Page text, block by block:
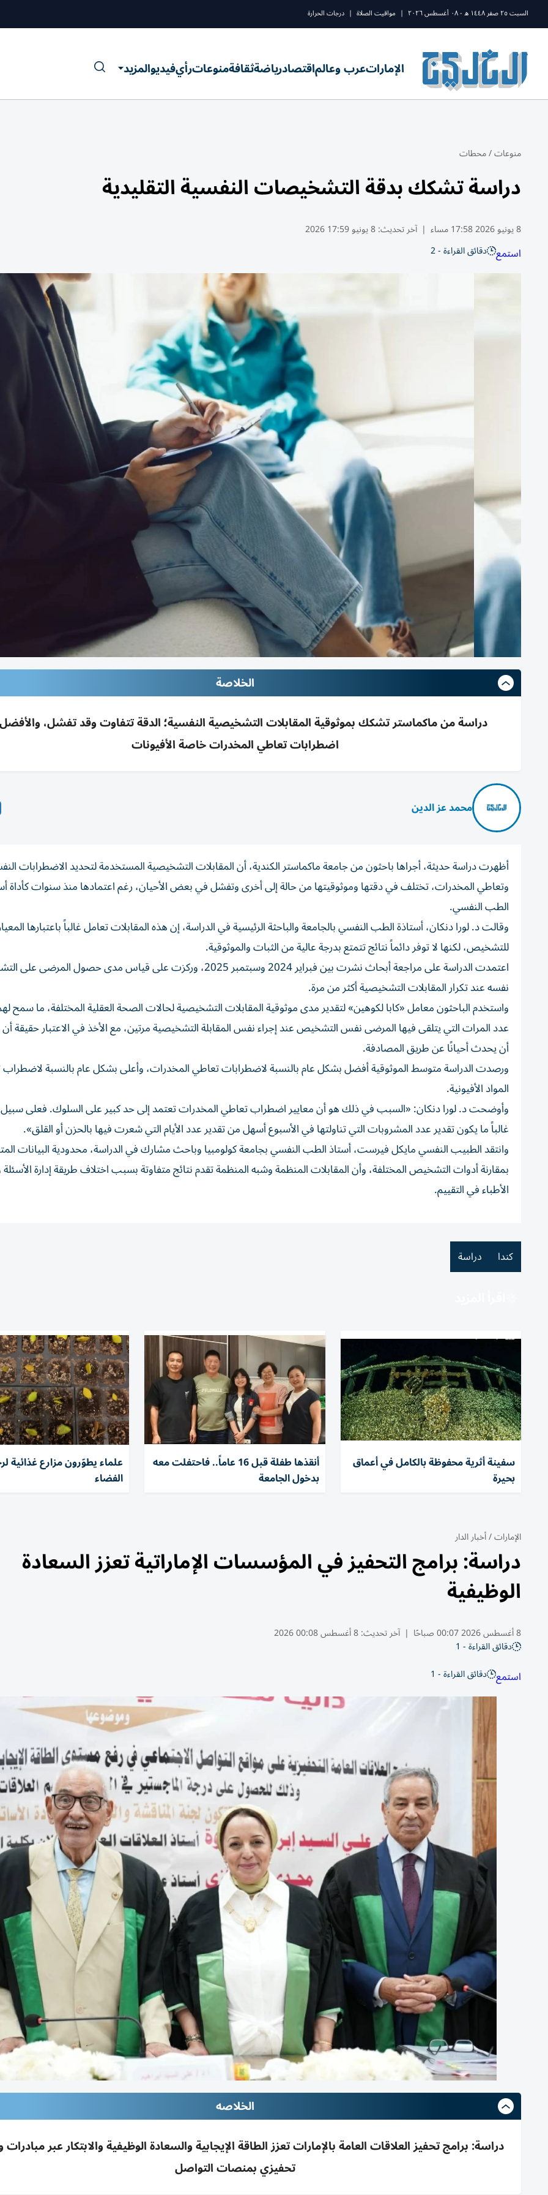
السبت ٢٥ صفر ١٤٤٨ ه - ٠٨ أغسطس ٢٠٢٦ | مواقيت الصلاة | درجات الحرارة
الإماراتعرب وعالماقتصادرياضةثقافةمنوعاترأيفيديوالمزيد
منوعات/محطات
دراسة تشكك بدقة التشخيصات النفسية التقليدية
8 يونيو 2026 17:58 مساء | آخر تحديث:8 يونيو 17:59 2026
استمع دقائق القراءة - 2
الخلاصة
دراسة من ماكماستر تشكك بموثوقية المقابلات التشخيصية النفسية؛ الدقة تتفاوت وقد تفشل،
اضطرابات تعاطي المخدرات خاصة الأفيونات
محمد عز الدين
أظهرت دراسة حديثة، أجراها باحثون من جامعة ماكماستر الكندية، أن المقابلات التشخيصية المستخدمة لتحديد الاضطرابات
وتعاطي المخدرات، تختلف في دقتها وموثوقيتها من حالة إلى أخرى وتفشل في بعض الأحيان، رغم اعتمادها منذ سنوات كأداة
الطب النفسي.
وقالت د. لورا دنكان، أستاذة الطب النفسي بالجامعة والباحثة الرئيسية في الدراسة، إن هذه المقابلات تعامل غالباً باعتبارها
للتشخيص، لكنها لا توفر دائماً نتائج تتمتع بدرجة عالية من الثبات والموثوقية.
اعتمدت الدراسة على مراجعة أبحاث نشرت بين فبراير 2024 وسبتمبر 2025، وركزت على قياس مدى حصول
نفسه عند تكرار المقابلات التشخيصية أكثر من مرة.
واستخدم الباحثون معامل «كابا لكوهين» لتقدير مدى موثوقية المقابلات التشخيصية لحالات الصحة العقلية المختلفة، ما سمح
عدد المرات التي يتلقى فيها المرضى نفس التشخيص عند إجراء نفس المقابلة التشخيصية مرتين، مع الأخذ في الاعتبار حقيقة
أن يحدث أحيانًا عن طريق المصادفة.
ورصدت الدراسة متوسط الموثوقية أفضل بشكل عام بالنسبة لاضطرابات تعاطي المخدرات، وأعلى بشكل عام بالنسبة
المواد الأفيونية.
وأوضحت د. لورا دنكان: «السبب في ذلك هو أن معايير اضطراب تعاطي المخدرات تعتمد إلى حد كبير على السلوك. فعلى سبيل
غالباً ما يكون تقدير عدد المشروبات التي تناولتها في الأسبوع أسهل من تقدير عدد الأيام التي شعرت فيها بالحزن أو القلق».
وانتقد الطبيب النفسي مايكل فيرست، أستاذ الطب النفسي بجامعة كولومبيا وباحث مشارك في الدراسة، محدودية البيانات
بمقارنة أدوات التشخيص المختلفة، وأن المقابلات المنظمة وشبه المنظمة تقدم نتائج متفاوتة بسبب اختلاف طريقة إدارة
الأطباء في التقييم.
كندا دراسة
سفينة أثرية محفوظة بالكامل في أعماق
بحيرة
أنقذها طفلة قبل 16 عاماً.. فاحتفلت معه
بدخول الجامعة
علماء يطوّرون مزارع غذائية
الفضاء
الإمارات/أخبار الدار
دراسة: برامج التحفيز في المؤسسات الإماراتية تعزز السعادة
الوظيفية
8 أغسطس 2026 00:07 صباحًا | آخر تحديث:8 أغسطس 00:08 2026
دقائق القراءة - 1
استمع دقائق القراءة - 1
الخلاصه
دراسة: برامج تحفيز العلاقات العامة بالإمارات تعزز الطاقة الإيجابية والسعادة الوظيفية والابتكار عبر
تحفيزي بمنصات التواصل